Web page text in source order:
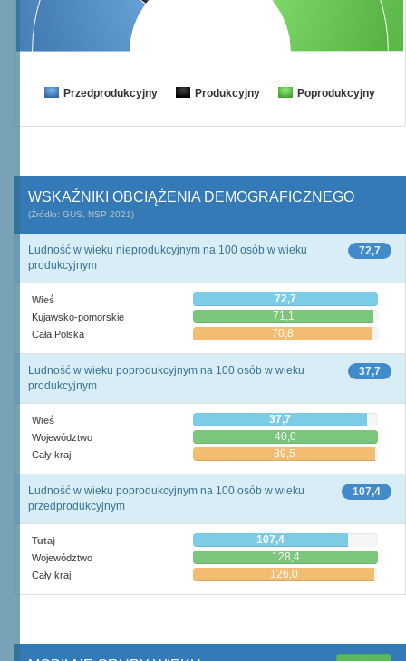
Przedprodukcyjny Produkcyjny Poprodukcyjny
WSKAŹNIKI OBCIĄŻENIA DEMOGRAFICZNEGO
(Źródło: GUS, NSP 2021)
72,7
Ludność w wieku nieprodukcyjnym na 100 osób w wieku
produkcyjnym
Wieś 72,7
Kujawsko-pomorskie 71,1
Cała Polska 70,8
37,7
Ludność w wieku poprodukcyjnym na 100 osób w wieku
produkcyjnym
Wieś 37,7
Województwo 40,0
Cały kraj 39,5
107,4
Ludność w wieku poprodukcyjnym na 100 osób w wieku
przedprodukcyjnym
Tutaj 107,4
Województwo 128,4
Cały kraj 126,0